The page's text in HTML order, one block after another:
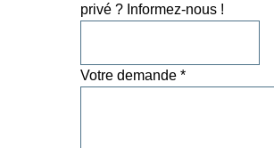
privé ? Informez-nous !
Votre demande *